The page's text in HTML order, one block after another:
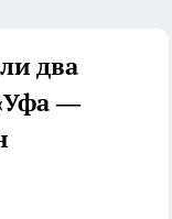
два
—